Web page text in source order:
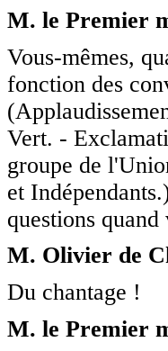
M. le Premier
Vous-mêmes,
fonction des
Vert. -
groupe de
et
questions
M. Olivier de
Du chantage !
M. le Premier